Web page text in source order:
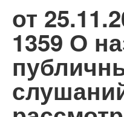
от
1359 О